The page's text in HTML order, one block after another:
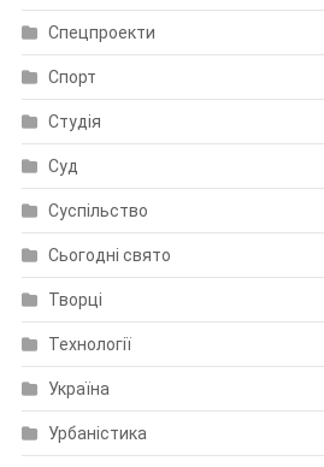
Спецпроекти
Спорт
Студія
Суд
Суспільство
Сьогодні свято
Творці
Технології
Україна
Урбаністика